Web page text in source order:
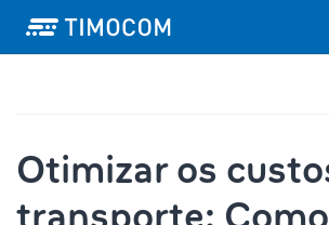
Otimizar os